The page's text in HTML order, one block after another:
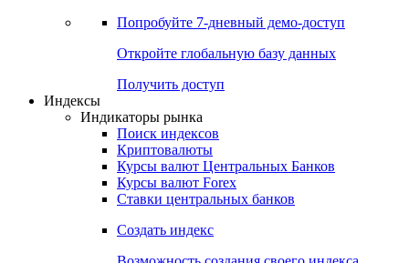
Попробуйте 7-дневный демо-доступ
Откройте глобальную базу данных
Получить доступ
Индексы
Индикаторы рынка
Поиск индексов
Криптовалюты
Курсы валют Центральных Банков
Курсы валют Forex
Ставки центральных банков
Создать индекс